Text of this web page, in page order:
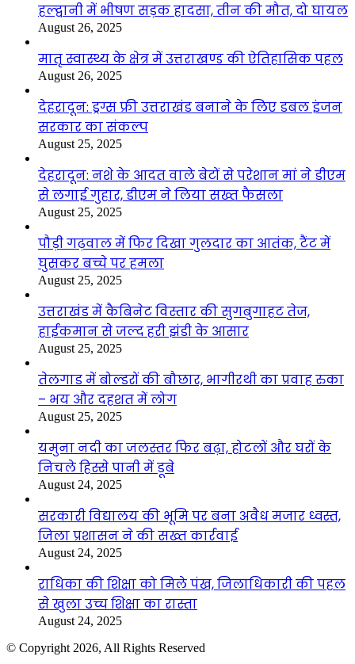
हल्द्वानी में भीषण सड़क हादसा, तीन की मौत, दो घायल
August 26, 2025
मातृ स्वास्थ्य के क्षेत्र में उत्तराखण्ड की ऐतिहासिक पहल
August 26, 2025
देहरादून: ड्रग्स फ्री उत्तराखंड बनाने के लिए डबल इंजन
सरकार का संकल्प
August 25, 2025
देहरादून: नशे के आदत वाले बेटों से परेशान मां ने डीएम
से लगाई गुहार, डीएम ने लिया सख्त फैसला
August 25, 2025
पौड़ी गढ़वाल में फिर दिखा गुलदार का आतंक, टैंट में
घुसकर बच्चे पर हमला
August 25, 2025
उत्तराखंड में कैबिनेट विस्तार की सुगबुगाहट तेज,
हाईकमान से जल्द हरी झंडी के आसार
August 25, 2025
तेलगाड में बोल्डरों की बौछार, भागीरथी का प्रवाह रुका
– भय और दहशत में लोग
August 25, 2025
यमुना नदी का जलस्तर फिर बढ़ा, होटलों और घरों के
निचले हिस्से पानी में डूबे
August 24, 2025
सरकारी विद्यालय की भूमि पर बना अवैध मजार ध्वस्त,
जिला प्रशासन ने की सख्त कार्रवाई
August 24, 2025
राधिका की शिक्षा को मिले पंख, जिलाधिकारी की पहल
से खुला उच्च शिक्षा का रास्ता
August 24, 2025
© Copyright 2026, All Rights Reserved